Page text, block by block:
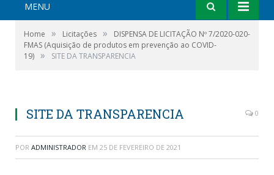
MENU
Home » Licitações »
DISPENSA DE LICITAÇÃO Nº 7/2020-020-
FMAS (Aquisição de produtos em prevenção ao COVID-
19) » SITE DA TRANSPARENCIA
SITE DA TRANSPARENCIA 0
POR ADMINISTRADOR EM 25 DE FEVEREIRO DE 2021